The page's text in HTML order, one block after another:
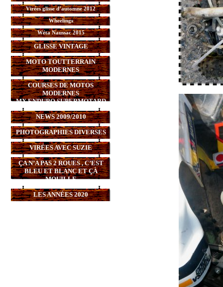
Virées glisse d’automne 2012
Wheelings
Wéta Naussac 2015
GLISSE VINTAGE
MOTO TOUTTERRAIN
MODERNES
COURSES DE MOTOS
MODERNES
MX,ENDURO,SUPERMOTARD
NEWS 2009/2010
PHOTOGRAPHIES DIVERSES
VIRÉES AVEC SUZIE
ÇA N’A PAS 2 ROUES , C’EST
BLEU ET BLANC ET ÇÀ
MOUILLE
LES ANNÉES 2020